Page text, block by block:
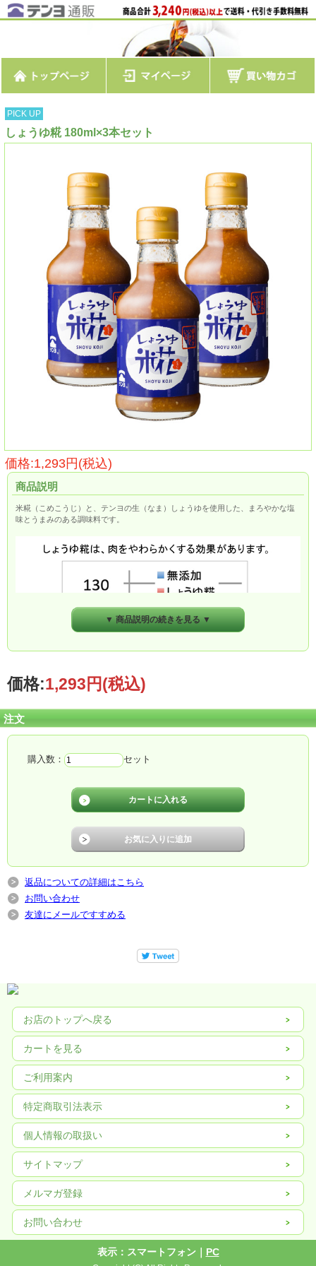
PICK UP
しょうゆ糀 180ml×3本セット
価格:1,293円(税込)
商品説明
米糀（こめこうじ）と、テンヨの生（なま）しょうゆを使用した、まろやかな塩
味とうまみのある調味料です。
生（なま）しょうゆと糀の酵素がどちらもいきているので、お肉や魚を漬け込む
と塩糀よりも早くやわらかくなります。
当社のしょうゆ糀は、
す。
から揚げ、しょうが焼き、豚の角煮などが冷めてもやわらかいのでお弁当におす
すめです。
また、うまみと甘みを引き出すので、野菜の浅漬けやドレッシング代わりにも使
えます。
通常のこいくちしょうゆの食塩分（15.2g / 100g）に比べ、当社のしょうゆ糀は半
分以下（7.4g / 100g）となっています。
原材料名
しょうゆ（国内製造）、みりん、米糀、食塩 ／ アルコール、（一部に小麦・大豆
を含む）
賞味期限：360日 ※開栓後は冷蔵庫に保存し、お早めにお召し上がりください。
栄養成分値 100g当たり
▼ 商品説明の続きを見る ▼
価格:1,293円(税込)
注文
購入数： セット
返品についての詳細はこちら
お問い合わせ
友達にメールですすめる
お店のトップへ戻る
カートを見る
ご利用案内
特定商取引法表示
個人情報の取扱い
サイトマップ
メルマガ登録
お問い合わせ
表示：スマートフォン｜ PC